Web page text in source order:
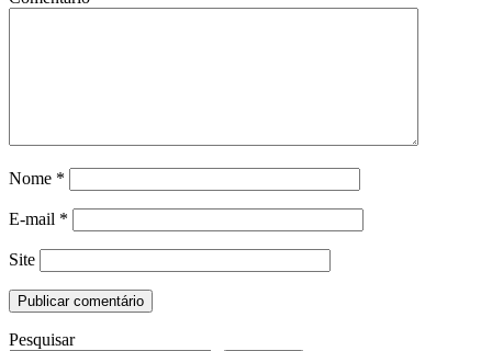
Nome *
E-mail *
Site
Pesquisar